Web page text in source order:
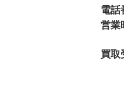
電話
営業
買取